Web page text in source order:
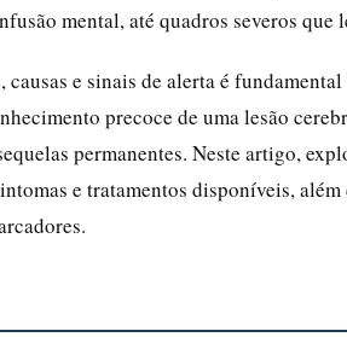
mental, até quadros severos que
e sinais de alerta é
precoce de uma lesão
permanentes. Neste artigo,
e tratamentos disponíveis,